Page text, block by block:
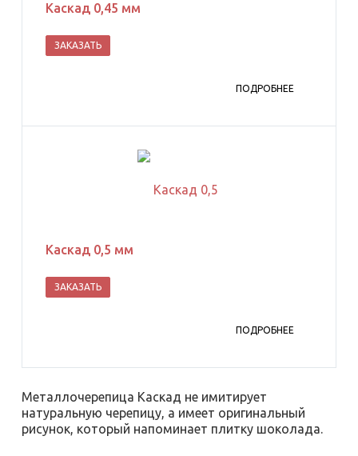
Каскад 0,45 мм
ЗАКАЗАТЬ
ПОДРОБНЕЕ
Каскад 0,5 мм
ЗАКАЗАТЬ
ПОДРОБНЕЕ
Металлочерепица Каскад не имитирует
натуральную черепицу, а имеет оригинальный
рисунок, который напоминает плитку шоколада.